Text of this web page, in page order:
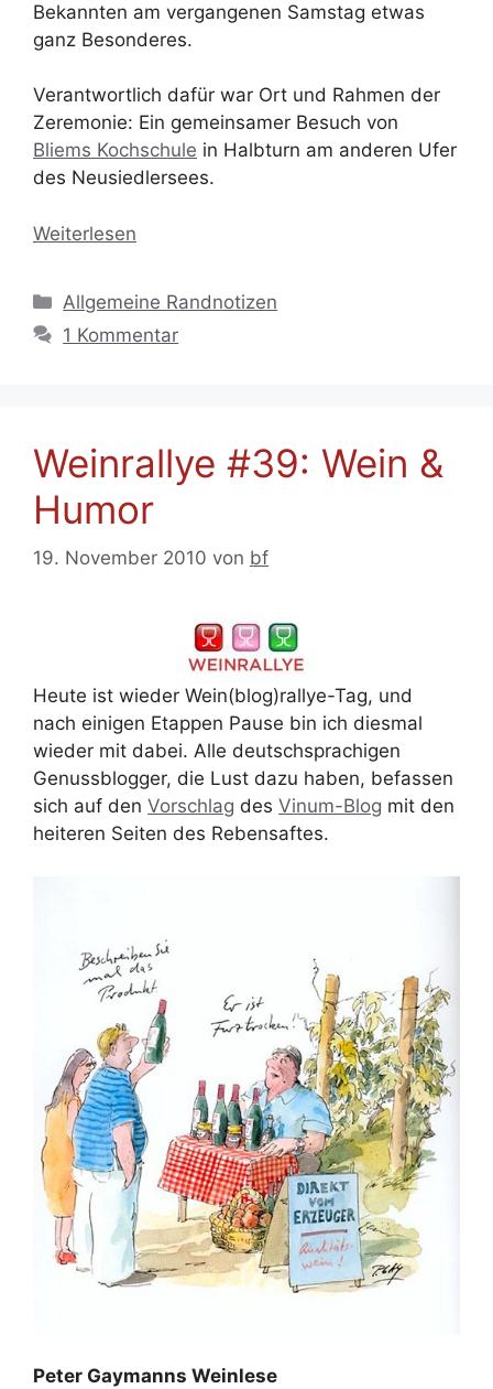
Bekannten am vergangenen Samstag etwas
ganz Besonderes.
Verantwortlich dafür war Ort und Rahmen der
Zeremonie: Ein gemeinsamer Besuch von
Bliems Kochschule in Halbturn am anderen Ufer
des Neusiedlersees.
Weiterlesen
Kategorien
Allgemeine Randnotizen
1 Kommentar
Weinrallye #39: Wein &
Humor
19. November 2010 von bf
Heute ist wieder Wein(blog)rallye-Tag, und
nach einigen Etappen Pause bin ich diesmal
wieder mit dabei. Alle deutschsprachigen
Genussblogger, die Lust dazu haben, befassen
sich auf den Vorschlag des Vinum-Blog mit den
heiteren Seiten des Rebensaftes.
Peter Gaymanns Weinlese